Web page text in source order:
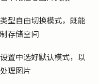
型自由切换模式，既能
存储空间
置中选好默认模式，以
理图片